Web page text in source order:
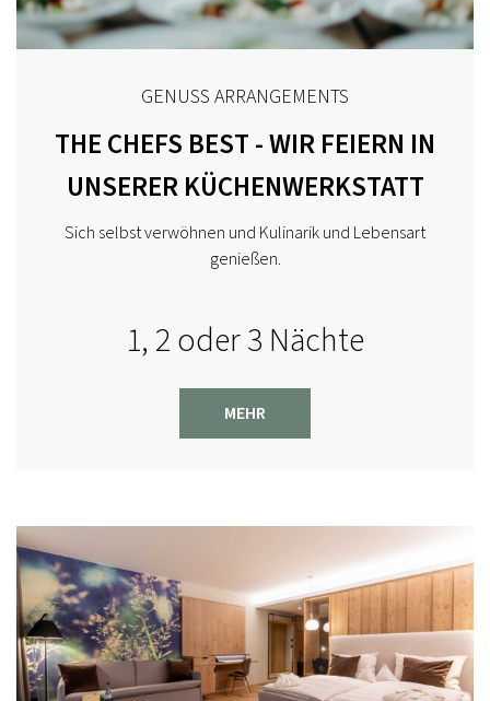
GENUSS ARRANGEMENTS
THE CHEFS BEST - WIR FEIERN IN
UNSERER KÜCHENWERKSTATT
Sich selbst verwöhnen und Kulinarik und Lebensart
genießen.
1, 2 oder 3 Nächte
MEHR